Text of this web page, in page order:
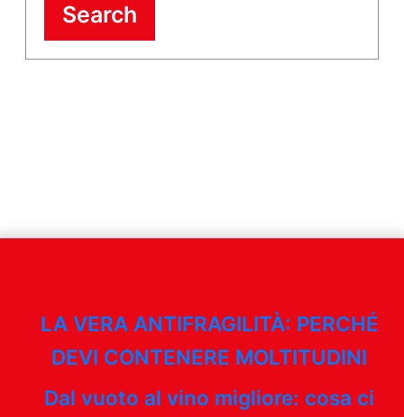
Search
LA VERA ANTIFRAGILITÀ: PERCHÉ
DEVI CONTENERE MOLTITUDINI
Dal vuoto al vino migliore: cosa ci